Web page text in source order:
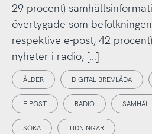
29 procent)
övertygade som
respektive e-post, 42
nyheter i radio, […]
ÅLDER DIGITAL BREVLÅDA
E-POST RADIO
SÖKA TIDNINGAR